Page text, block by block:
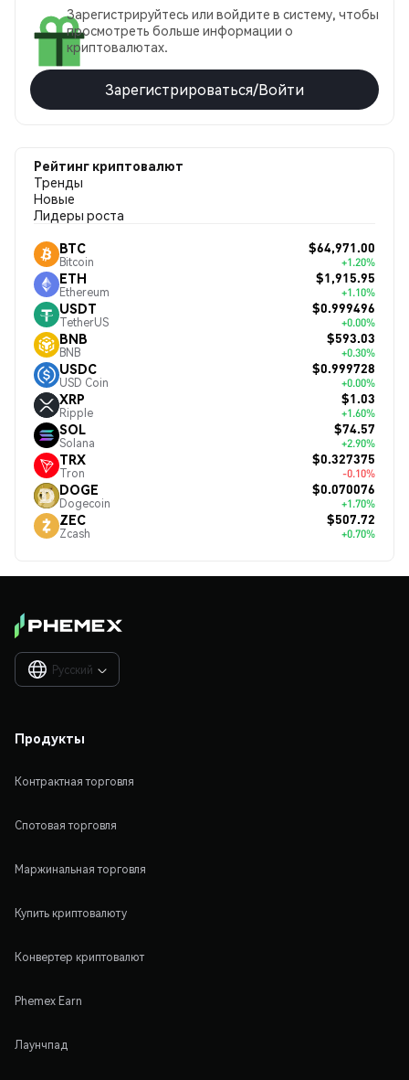
Зарегистрируйтесь или войдите в систему, чтобы
просмотреть больше информации о
криптовалютах.
Зарегистрироваться/Войти
Рейтинг криптовалют
Тренды
Новые
Лидеры роста
BTC
Bitcoin
$64,971.00
+1.20%
ETH
Ethereum
$1,915.95
+1.10%
USDT
TetherUS
$0.999496
+0.00%
BNB
BNB
$593.03
+0.30%
USDC
USD Coin
$0.999728
+0.00%
XRP
Ripple
$1.03
+1.60%
SOL
Solana
$74.57
+2.90%
TRX
Tron
$0.327375
-0.10%
DOGE
Dogecoin
$0.070076
+1.70%
ZEC
Zcash
$507.72
+0.70%
Русский 
Продукты
Контрактная торговля
Спотовая торговля
Маржинальная торговля
Купить криптовалюту
Конвертер криптовалют
Phemex Earn
Лаунчпад